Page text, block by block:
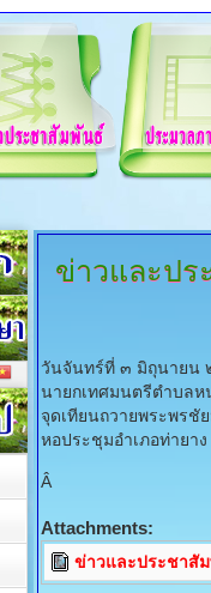
ข่าวและปร
วันจันทร์ที่ ๓ มิถุนายน
นายกเทศมนตรีตำบลห
จุดเทียนถวายพระพร
หอประชุมอำเภอท่ายา
Â
Attachments:
ข่าวและประชาสั